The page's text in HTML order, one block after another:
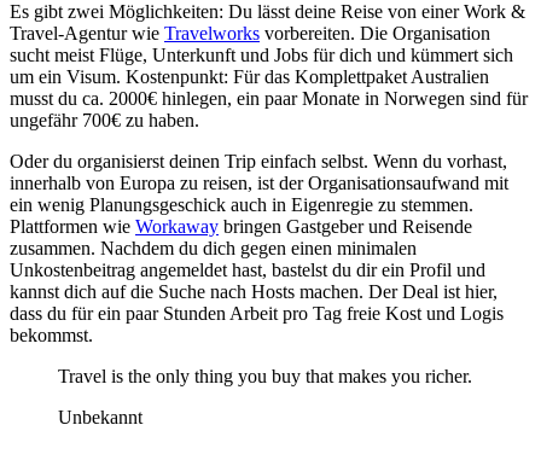
Es gibt zwei Möglichkeiten: Du lässt deine Reise von einer Work &
Travel-Agentur wie Travelworks vorbereiten. Die Organisation
sucht meist Flüge, Unterkunft und Jobs für dich und kümmert sich
um ein Visum. Kostenpunkt: Für das Komplettpaket Australien
musst du ca. 2000€ hinlegen, ein paar Monate in Norwegen sind für
ungefähr 700€ zu haben.
Oder du organisierst deinen Trip einfach selbst. Wenn du vorhast,
innerhalb von Europa zu reisen, ist der Organisationsaufwand mit
ein wenig Planungsgeschick auch in Eigenregie zu stemmen.
Plattformen wie Workaway bringen Gastgeber und Reisende
zusammen. Nachdem du dich gegen einen minimalen
Unkostenbeitrag angemeldet hast, bastelst du dir ein Profil und
kannst dich auf die Suche nach Hosts machen. Der Deal ist hier,
dass du für ein paar Stunden Arbeit pro Tag freie Kost und Logis
bekommst.
Travel is the only thing you buy that makes you richer.
Unbekannt